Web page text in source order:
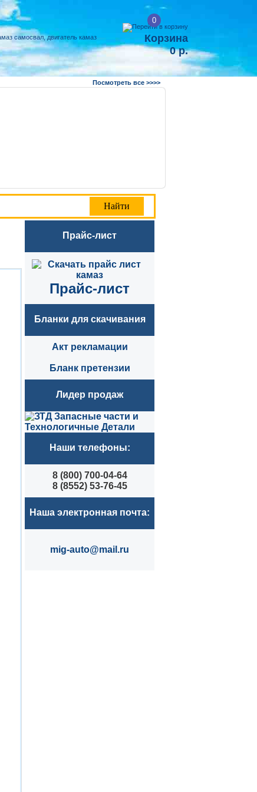
0
Корзина
0 р.
Посмотреть все >>>>
Прайс-лист
Прайс-лист
Бланки для скачивания
Акт рекламации
Бланк претензии
Лидер продаж
Наши телефоны:
8 (800) 700-04-64
8 (8552) 53-76-45
Наша электронная почта:
mig-auto@mail.ru